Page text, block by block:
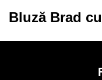
Bluză Brad